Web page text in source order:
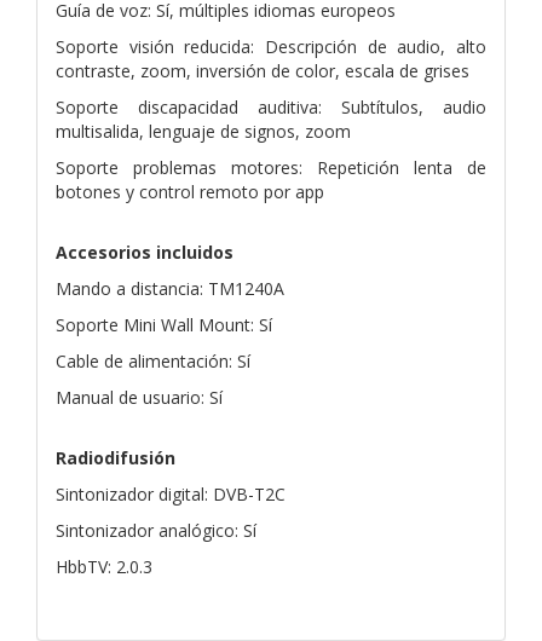
Guía de voz: Sí, múltiples idiomas europeos
Soporte visión reducida: Descripción de audio, alto
contraste, zoom, inversión de color, escala de grises
Soporte discapacidad auditiva: Subtítulos, audio
multisalida, lenguaje de signos, zoom
Soporte problemas motores: Repetición lenta de
botones y control remoto por app
Accesorios incluidos
Mando a distancia: TM1240A
Soporte Mini Wall Mount: Sí
Cable de alimentación: Sí
Manual de usuario: Sí
Radiodifusión
Sintonizador digital: DVB-T2C
Sintonizador analógico: Sí
HbbTV: 2.0.3